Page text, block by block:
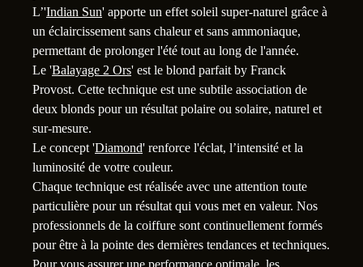
L’'Indian Sun' apporte un effet soleil super-naturel grâce à
un éclaircissement sans chaleur et sans ammoniaque,
permettant de prolonger l'été tout au long de l'année.
Le 'Balayage 2 Ors' est le blond parfait by Franck
Provost. Cette technique est une subtile association de
deux blonds pour un résultat polaire ou solaire, naturel et
sur-mesure.
Le concept 'Diamond' renforce l'éclat, l’intensité et la
luminosité de votre couleur.
Chaque technique est réalisée avec une attention toute
particulière pour un résultat qui vous met en valeur. Nos
professionnels de la coiffure sont continuellement formés
pour être à la pointe des dernières tendances et techniques.
Pour vous assurer une performance optimale, les